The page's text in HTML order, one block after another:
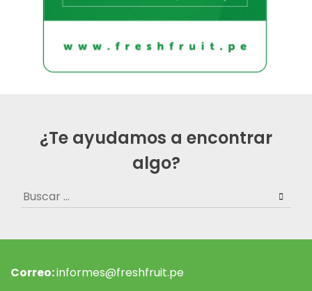
¿Te ayudamos a encontrar
algo?
Buscar:
Correo:informes@freshfruit.pe